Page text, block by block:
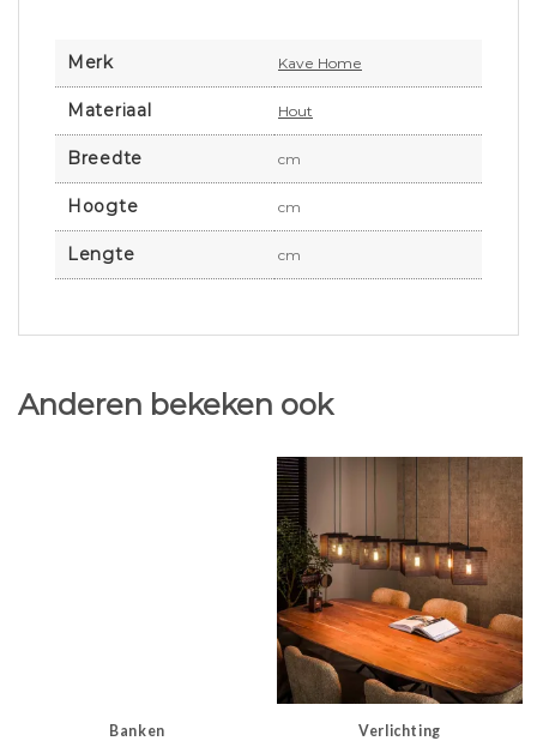
Merk Kave Home
Materiaal Hout
Breedte cm
Hoogte cm
Lengte cm
Anderen bekeken ook
Banken Verlichting